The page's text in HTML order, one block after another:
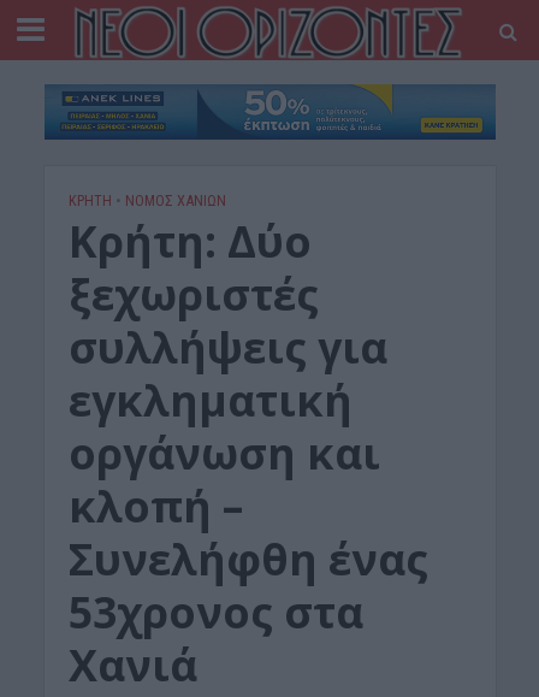
ΚΡΗΤΗ • ΝΟΜΌΣ ΧΑΝΊΩΝ
Κρήτη: Δύο
ξεχωριστές
συλλήψεις για
εγκληματική
οργάνωση και
κλοπή –
Συνελήφθη ένας
53χρονος στα
Χανιά